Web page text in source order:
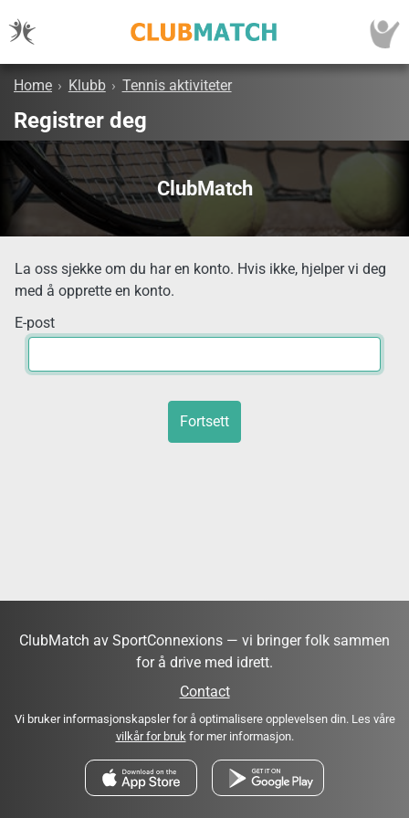
Home › Klubb › Tennis aktiviteter
Registrer deg
ClubMatch
La oss sjekke om du har en konto. Hvis ikke, hjelper vi deg
med å opprette en konto.
E-post
Fortsett
ClubMatch av SportConnexions — vi bringer folk sammen
for å drive med idrett.
Contact
Vi bruker informasjonskapsler for å optimalisere opplevelsen din. Les våre
vilkår for brukfor mer informasjon.